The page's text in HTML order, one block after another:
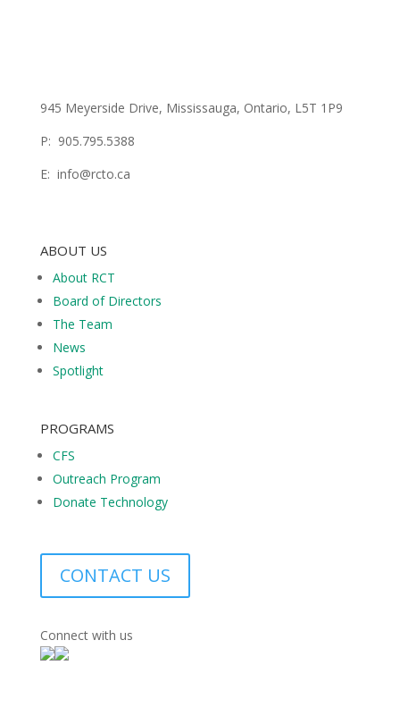
945 Meyerside Drive, Mississauga, Ontario, L5T 1P9
P: 905.795.5388
E: info@rcto.ca
ABOUT US
About RCT
Board of Directors
The Team
News
Spotlight
PROGRAMS
CFS
Outreach Program
Donate Technology
CONTACT US
Connect with us